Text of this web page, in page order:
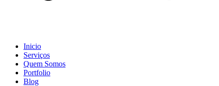
Inicio
Serviços
Quem Somos
Portfolio
Blog